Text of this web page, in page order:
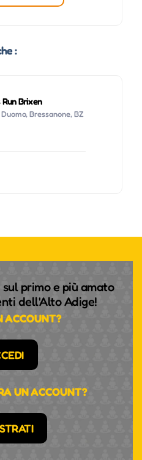
:
Run Brixen
Bressanone, BZ
primo e più amato
dell'Alto Adige!
ACCOUNT?
UN ACCOUNT?